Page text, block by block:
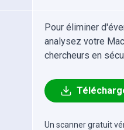
Pour éliminer
analysez votre
chercheurs en
Un scanner gratuit